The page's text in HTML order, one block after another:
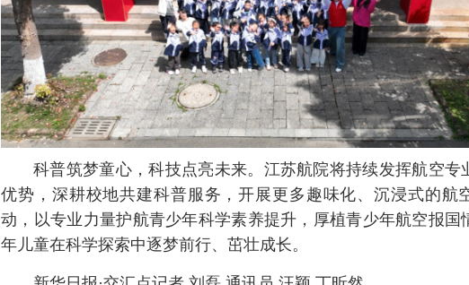
科普筑梦童心，科技点亮未来。江苏航院将持续发挥航空专
优势，深耕校地共建科普服务，开展更多趣味化、沉浸式的航
动，以专业力量护航青少年科学素养提升，厚植青少年航空报国
年儿童在科学探索中逐梦前行、茁壮成长。